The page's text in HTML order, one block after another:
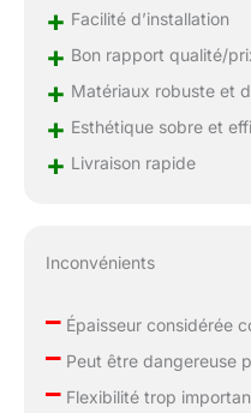
+ Facilité d’installation
+ Bon rapport qualité/
+ Matériaux robuste et
+ Esthétique sobre et
+ Livraison rapide
Inconvénients
–Épaisseur considérée
–Peut être dangereuse
–Flexibilité trop